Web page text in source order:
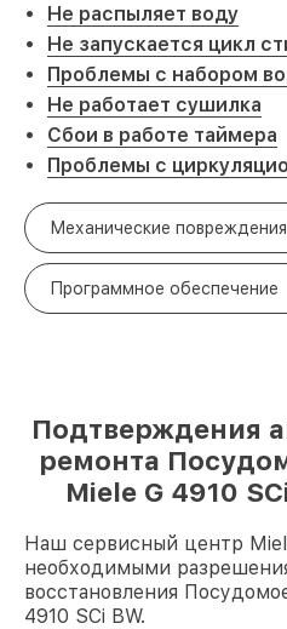
Не распыляет воду
Не запускается цикл
Проблемы с набором
Не работает сушилка
Сбои в работе таймера
Проблемы с
Механические повреждения
Программное обеспечение
Подтверждения
ремонта
Miele G 4910
Наш сервисный центр
необходимыми
восстановления
4910 SCi BW.